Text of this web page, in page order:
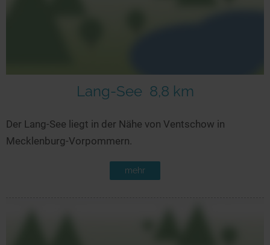
Lang-See 8,8 km
Der Lang-See liegt in der Nähe von Ventschow in
Mecklenburg-Vorpommern.
mehr